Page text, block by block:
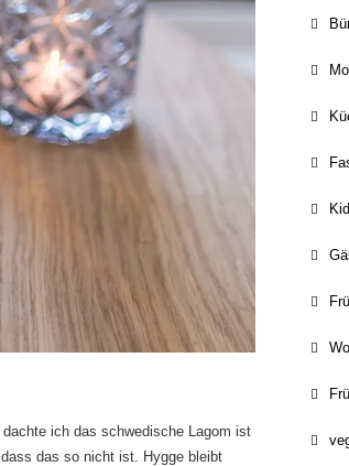
ich das schwedische Lagom ist
das so nicht ist. Hygge bleibt